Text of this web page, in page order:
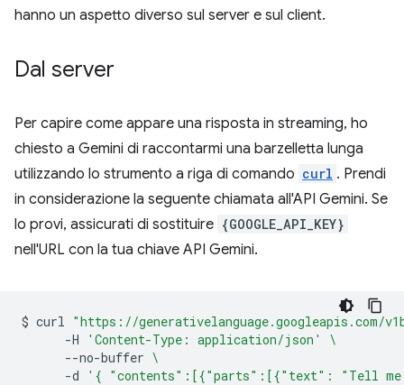
hanno un aspetto diverso sul server e sul client.
Dal server
Per capire come appare una risposta in streaming, ho
chiesto a Gemini di raccontarmi una barzelletta lunga
utilizzando lo strumento a riga di comando curl . Prendi
in considerazione la seguente chiamata all'API Gemini. Se
lo provi, assicurati di sostituire {GOOGLE_API_KEY}
nell'URL con la tua chiave API Gemini.
$ curl "https://generativelanguage.googleapis.com/
-H
'Content-Type: application/json'
\
--no-buffer \
-d
'{ "contents":[{"parts":[{"text": "Tell